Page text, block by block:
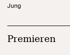
Jung
Premieren